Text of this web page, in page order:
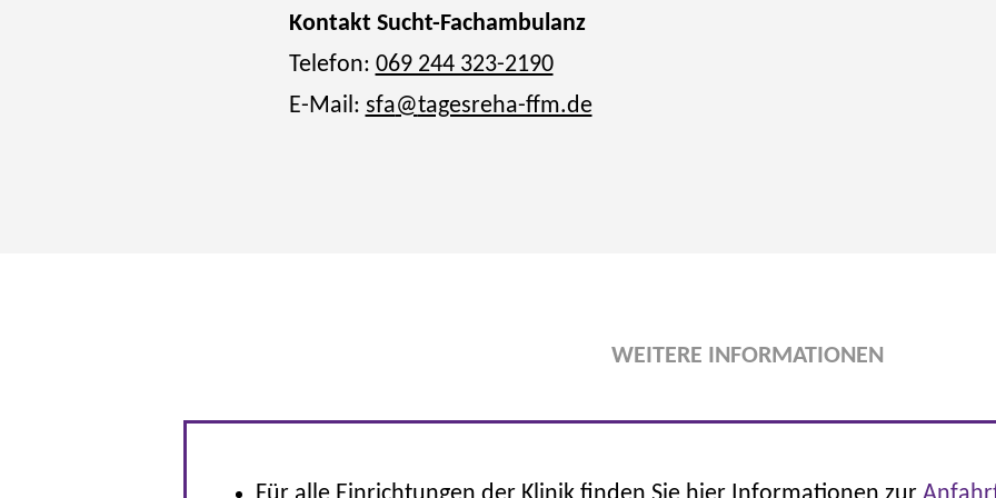
Kontakt Sucht-Fachambulanz
Telefon: 069 244 323-2190
E-Mail: sfa@tagesreha-ffm.de
WEITERE INFORMATIONEN